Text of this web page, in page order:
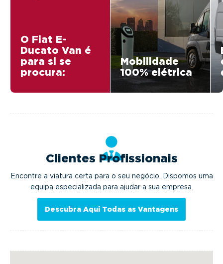
O Fiat E-
Ducato Van é
para si se
procura:
Mobilidade
100% elétrica
Clientes Profissionais
Encontre a viatura certa para o seu negócio. Dispomos uma
equipa especializada para ajudar a sua empresa.
Descubra Aqui Todas as Vantagens